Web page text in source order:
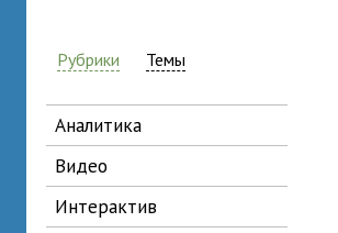
Рубрики Темы
аналитика
видео
интерактив